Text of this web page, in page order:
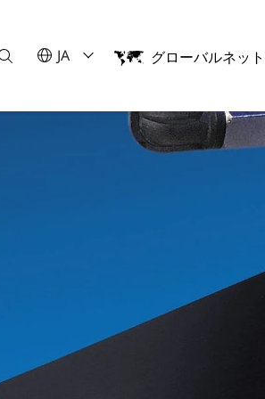
Suche言語を選択してください
JA
English
グローバルネッ